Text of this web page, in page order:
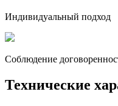
Индивидуальный подход
Соблюдение
Технические